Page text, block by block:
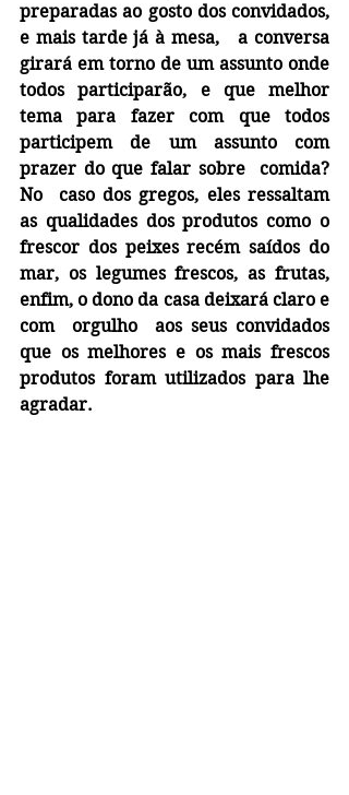
preparadas ao gosto dos convidados,
e mais tarde já à mesa,   a conversa
girará em torno de um assunto onde
todos participarão, e que melhor
tema para fazer com que todos
participem de um assunto com
prazer do que falar sobre  comida?
No  caso dos gregos, eles ressaltam
as qualidades dos produtos como o
frescor dos peixes recém saídos do
mar, os legumes frescos, as frutas,
enfim, o dono da casa deixará claro e
com  orgulho  aos seus convidados
que os melhores e os mais frescos
produtos foram utilizados para lhe
agradar.